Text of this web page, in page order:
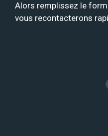
Alors remplissez le
vous recontacterons